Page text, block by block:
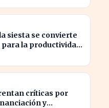
siesta se convierte
la productividad
críticas por
y